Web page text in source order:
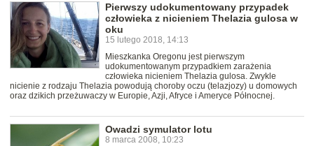
Pierwszy udokumentowany przypadek
człowieka z nicieniem Thelazia gulosa w
oku
15 lutego 2018, 14:13
Mieszkanka Oregonu jest pierwszym
udokumentowanym przypadkiem zarażenia
człowieka nicieniem Thelazia gulosa. Zwykle
nicienie z rodzaju Thelazia powodują choroby oczu (telazjozy) u domowych
oraz dzikich przeżuwaczy w Europie, Azji, Afryce i Ameryce Północnej.
Owadzi symulator lotu
8 marca 2008, 10:23